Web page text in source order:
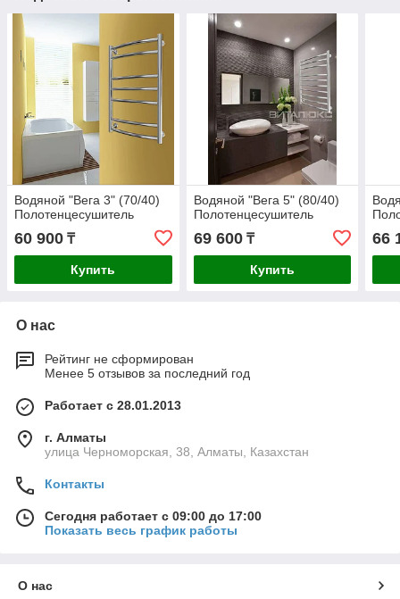
Водяной "Вега 3" (70/40)
Полотенцесушитель
60 900 ₸
Купить
Водяной "Вега 5" (80/40)
Полотенцесушитель
69 600₸
Купить
66
О нас
Рейтинг не сформирован
Менее 5 отзывов за последний год
Работает с 28.01.2013
г. Алматы
улица Черноморская, 38, Алматы, Казахстан
Контакты
Сегодня работает с 09:00 до 17:00
Показать весь график работы
О нас